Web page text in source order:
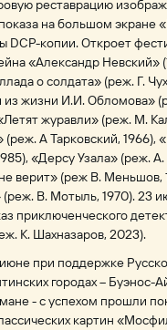
реставрацию
на большом
DCP-копии. Откроет
«Александр Невский»
о солдата» (реж. Г.
из жизни И.И. Обломова»
журавли» (реж. М.
А Тарковский, 1966),
«Дерсу Узала» (реж. А.
верит» (реж В. Меньшов,
В. Мотыль, 1970). 23
приключенческого
К. Шахназаров, 2023).
при поддержке
городах – Буэнос-
- с успехом прошли
картин